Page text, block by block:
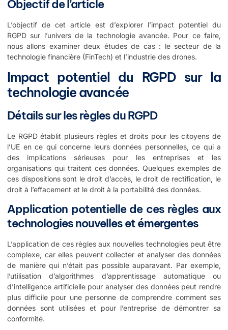
Objectif de l’article
L’objectif de cet article est d’explorer l’impact potentiel du
RGPD sur l’univers de la technologie avancée. Pour ce faire,
nous allons examiner deux études de cas : le secteur de la
technologie financière (FinTech) et l’industrie des drones.
Impact potentiel du RGPD sur la
technologie avancée
Détails sur les règles du RGPD
Le RGPD établit plusieurs règles et droits pour les citoyens de
l’UE en ce qui concerne leurs données personnelles, ce qui a
des implications sérieuses pour les entreprises et les
organisations qui traitent ces données. Quelques exemples de
ces dispositions sont le droit d’accès, le droit de rectification, le
droit à l’effacement et le droit à la portabilité des données.
Application potentielle de ces règles aux
technologies nouvelles et émergentes
L’application de ces règles aux nouvelles technologies peut être
complexe, car elles peuvent collecter et analyser des données
de manière qui n’était pas possible auparavant. Par exemple,
l’utilisation d’algorithmes d’apprentissage automatique ou
d’intelligence artificielle pour analyser des données peut rendre
plus difficile pour une personne de comprendre comment ses
données sont utilisées et pour l’entreprise de démontrer sa
conformité.